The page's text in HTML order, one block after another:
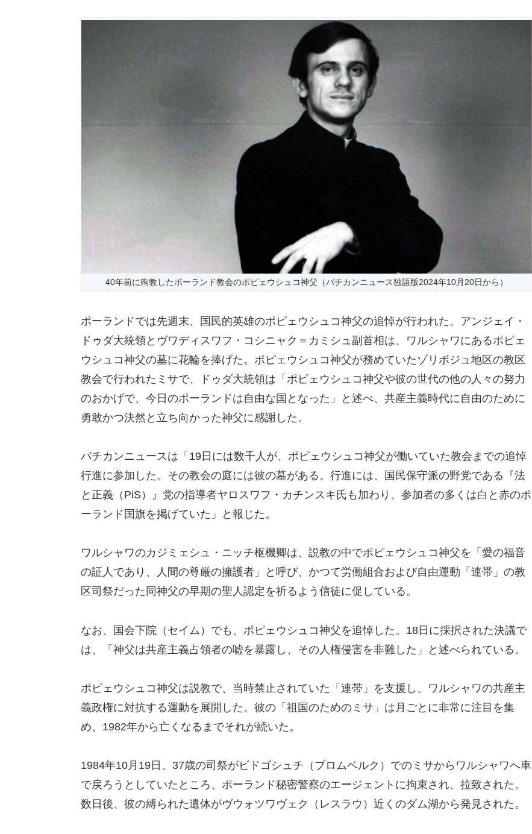
40年前に殉教したポーランド教会のポピェウシュコ神父（バチカンニュース独語版2024年10月20日から）
ポーランドでは先週末、国民的英雄のポピェウシュコ神父の追悼が行われた。アンジェイ・
ドゥダ大統領とヴワディスワフ・コシニャク＝カミシュ副首相は、ワルシャワにあるポピェ
ウシュコ神父の墓に花輪を捧げた。ポピェウシュコ神父が務めていたゾリボジュ地区の教区
教会で行われたミサで、ドゥダ大統領は「ポピェウシュコ神父や彼の世代の他の人々の努力
のおかげで、今日のポーランドは自由な国となった」と述べ、共産主義時代に自由のために
勇敢かつ決然と立ち向かった神父に感謝した。
バチカンニュースは「19日には数千人が、ポピェウシュコ神父が働いていた教会までの追悼
行進に参加した。その教会の庭には彼の墓がある。行進には、国民保守派の野党である『法
と正義（PiS）』党の指導者ヤロスワフ・カチンスキ氏も加わり、参加者の多くは白と赤のポ
ーランド国旗を掲げていた」と報じた。
ワルシャワのカジミェシュ・ニッチ枢機卿は、説教の中でポピェウシュコ神父を「愛の福音
の証人であり、人間の尊厳の擁護者」と呼び、かつて労働組合および自由運動「連帯」の教
区司祭だった同神父の早期の聖人認定を祈るよう信徒に促している。
なお、国会下院（セイム）でも、ポピェウシュコ神父を追悼した。18日に採択された決議で
は、「神父は共産主義占領者の嘘を暴露し、その人権侵害を非難した」と述べられている。
ポピェウシュコ神父は説教で、当時禁止されていた「連帯」を支援し、ワルシャワの共産主
義政権に対抗する運動を展開した。彼の「祖国のためのミサ」は月ごとに非常に注目を集
め、1982年から亡くなるまでそれが続いた。
1984年10月19日、37歳の司祭がビドゴシュチ（ブロムベルク）でのミサからワルシャワへ車
で戻ろうとしていたところ、ポーランド秘密警察のエージェントに拘束され、拉致された。
数日後、彼の縛られた遺体がヴウォツワヴェク（レスラウ）近くのダム湖から発見された。